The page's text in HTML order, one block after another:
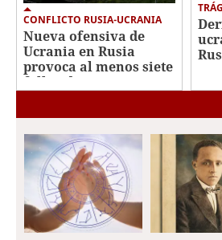
CONFLICTO RUSIA-UCRANIA
Nueva ofensiva de
Ucrania en Rusia
provoca al menos siete
fallecidos